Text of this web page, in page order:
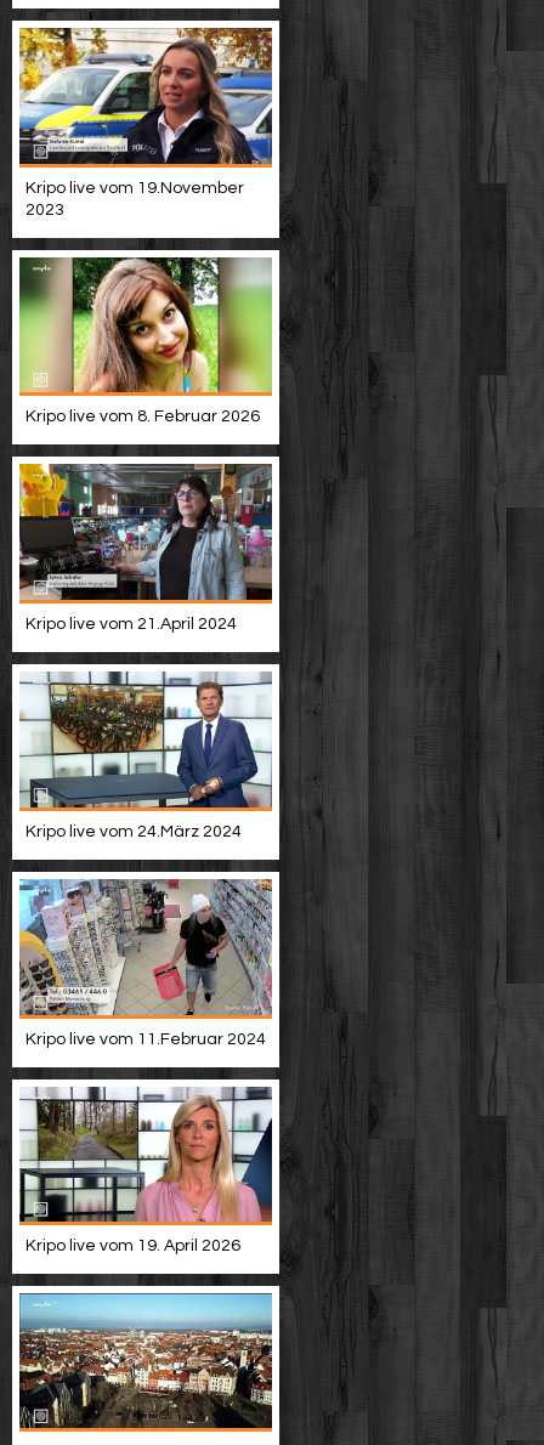
Kripo live vom 19.November
2023
Kripo live vom 8. Februar 2026
Kripo live vom 21.April 2024
Kripo live vom 24.März 2024
Kripo live vom 11.Februar 2024
Kripo live vom 19. April 2026